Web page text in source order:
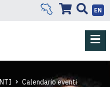
EN
Calendario eventi